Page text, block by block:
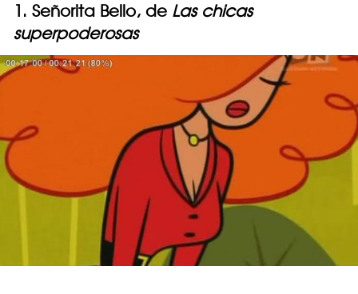
1. Señorita Bello, de Las chicas
superpoderosas